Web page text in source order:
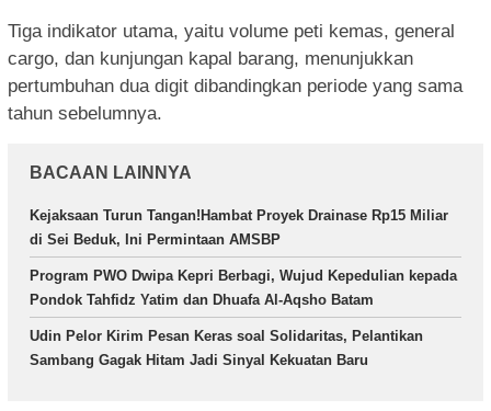
Tiga indikator utama, yaitu volume peti kemas, general
cargo, dan kunjungan kapal barang, menunjukkan
pertumbuhan dua digit dibandingkan periode yang sama
tahun sebelumnya.
BACAAN LAINNYA
Kejaksaan Turun Tangan!Hambat Proyek Drainase Rp15 Miliar
di Sei Beduk, Ini Permintaan AMSBP
Program PWO Dwipa Kepri Berbagi, Wujud Kepedulian kepada
Pondok Tahfidz Yatim dan Dhuafa Al-Aqsho Batam
Udin Pelor Kirim Pesan Keras soal Solidaritas, Pelantikan
Sambang Gagak Hitam Jadi Sinyal Kekuatan Baru